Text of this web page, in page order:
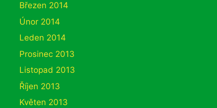
Březen 2014
Únor 2014
Leden 2014
Prosinec 2013
Listopad 2013
Říjen 2013
Květen 2013